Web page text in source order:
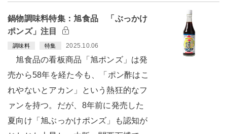
鍋物調味料特集：旭食品 「ぶっかけ
ポンズ」注目
調味料 特集 2025.10.06
旭食品の看板商品「旭ポンズ」は発
売から58年を経た今も、「ポン酢はこ
れやないとアカン」という熱狂的なフ
ァンを持つ。だが、8年前に発売した
夏向け「旭ぶっかけポンズ」も認知が